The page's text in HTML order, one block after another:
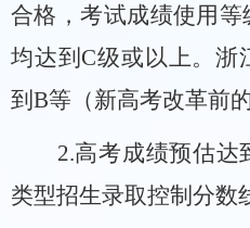
合格，考试成绩使用
均达到 C级或以上。浙
到 B等（新高考改革前
2.高考成绩预估达
类型招生录取控制分数